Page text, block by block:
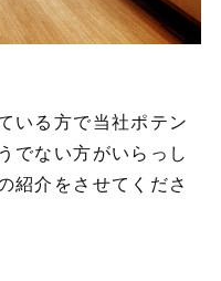
いる方で当社ポテン
でない方がいらっし
紹介をさせてくださ